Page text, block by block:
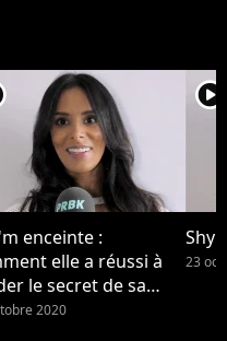
enceinte :
elle a réussi à
le secret de sa
(Interview)
2020
player2
23